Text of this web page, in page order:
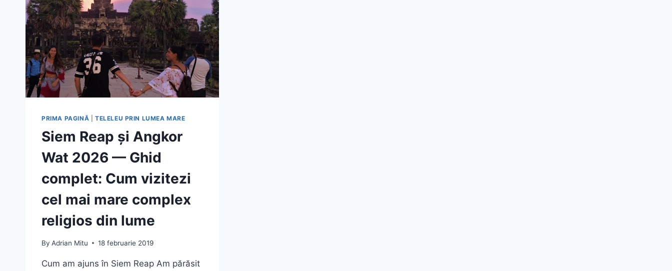
PRIMA PAGINĂ TELELEU PRIN LUMEA MARE
Siem Reap și Angkor
Wat 2026 — Ghid
complet: Cum vizitezi
cel mai mare complex
religios din lume
By Adrian Mitu 18 februarie 2019
Cum am ajuns în Siem Reap Am părăsit